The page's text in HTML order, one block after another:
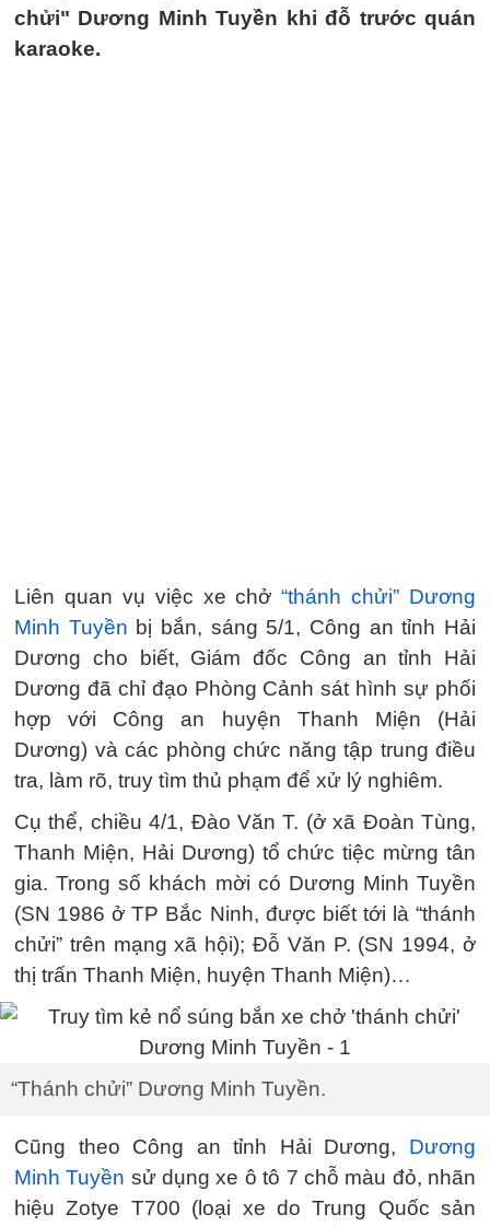
chửi" Dương Minh Tuyền khi đỗ trước quán
karaoke.
Liên quan vụ việc xe chở“thánh chửi” Dương
Minh Tuyền bị bắn, sáng 5/1, Công an tỉnh Hải
Dương cho biết, Giám đốc Công an tỉnh Hải
Dương đã chỉ đạo Phòng Cảnh sát hình sự phối
hợp với Công an huyện Thanh Miện (Hải
Dương) và các phòng chức năng tập trung điều
tra, làm rõ, truy tìm thủ phạm để xử lý nghiêm.
Cụ thể, chiều 4/1, Đào Văn T. (ở xã Đoàn Tùng,
Thanh Miện, Hải Dương) tổ chức tiệc mừng tân
gia. Trong số khách mời có Dương Minh Tuyền
(SN 1986 ở TP Bắc Ninh, được biết tới là “thánh
chửi” trên mạng xã hội); Đỗ Văn P. (SN 1994, ở
thị trấn Thanh Miện, huyện Thanh Miện)…
“Thánh chửi” Dương Minh Tuyền.
Cũng theo Công an tỉnh Hải Dương, Dương
Minh Tuyền sử dụng xe ô tô 7 chỗ màu đỏ, nhãn
hiệu Zotye T700 (loại xe do Trung Quốc sản